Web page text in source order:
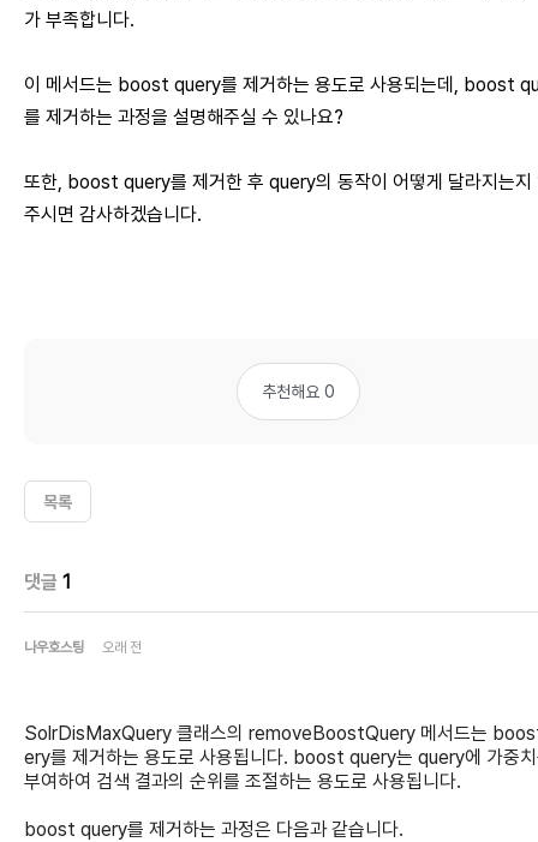
가 부족합니다.
이 메서드는 boost query를 제거하는 용도로 사용되는데, boost
를 제거하는 과정을 설명해주실 수 있나요?
또한, boost query를 제거한 후 query의 동작이 어떻게 달라지는지
주시면 감사하겠습니다.
추천해요 0
목록
댓글 1
나우호스팅 오래 전
SolrDisMaxQuery 클래스의 removeBoostQuery 메서드는
ery를 제거하는 용도로 사용됩니다. boost query는 query에 가중
부여하여 검색 결과의 순위를 조절하는 용도로 사용됩니다.
boost query를 제거하는 과정은 다음과 같습니다.